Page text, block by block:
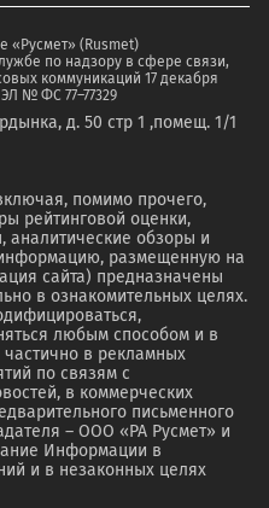
«Русмет» (Rusmet)
по надзору в сфере связи,
коммуникаций 17 декабря
№ ФС 77–77329
д. 50 стр 1 ,помещ. 1/1
помимо прочего,
рейтинговой оценки,
аналитические обзоры и
размещенную на
сайта) предназначены
в ознакомительных целях.
любым способом и в
в рекламных
по связям с
в коммерческих
письменного
– ООО «РА Русмет» и
Информации в
и в незаконных целях